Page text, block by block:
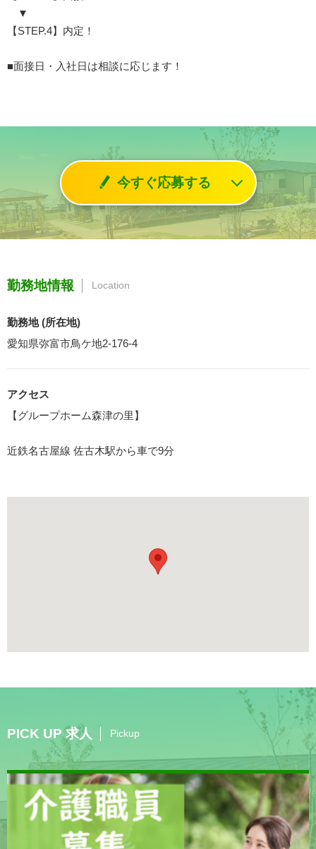
▼
【STEP.4】内定！
■面接日・入社日は相談に応じます！
今すぐ応募する
勤務地情報 Location
勤務地 (所在地)
愛知県弥富市鳥ケ地2-176-4
アクセス
【グループホーム森津の里】
近鉄名古屋線 佐古木駅から車で9分
PICK UP 求人 Pickup